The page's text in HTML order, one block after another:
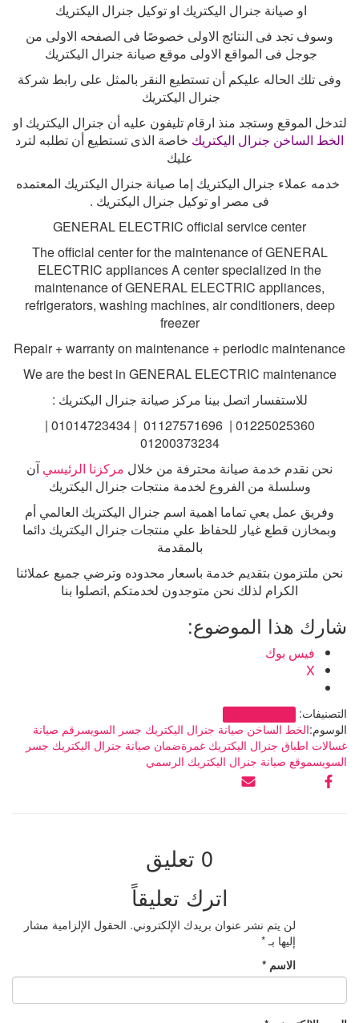
او صيانة جنرال اليكتريك او توكيل جنرال اليكتريك
وسوف تجد فى النتائج الاولى خصوصًا فى الصفحه الاولى من
جوجل فى المواقع الاولى موقع صيانة جنرال اليكتريك
وفى تلك الحاله عليكم أن تستطيع النقر بالمثل على رابط شركة
جنرال اليكتريك
لتدخل الموقع وستجد منذ ارقام تليفون عليه أن جنرال اليكتريك او
الخط الساخن جنرال اليكتريك خاصة الذى تستطيع أن تطلبه لترد
عليك
خدمه عملاء جنرال اليكتريك إما صيانة جنرال اليكتريك المعتمده
فى مصر او توكيل جنرال اليكتريك .
GENERAL ELECTRIC official service center
The official center for the maintenance of GENERAL
ELECTRIC appliances A center specialized in the
maintenance of GENERAL ELECTRIC appliances,
refrigerators, washing machines, air conditioners, deep
freezer
Repair + warranty on maintenance + periodic maintenance
We are the best in GENERAL ELECTRIC maintenance
للاستفسار اتصل بينا مركز صيانة جنرال اليكتريك :
01225025360 | 01127571696 | 01014723434 |
01200373234
نحن نقدم خدمة صيانة محترفة من خلال مركزنا الرئيسي آن
وسلسلة من الفروع لخدمة منتجات جنرال اليكتريك
وفريق عمل يعي تماما اهمية اسم جنرال اليكتريك العالمي أم
وبمخازن قطع غيار للحفاظ علي منتجات جنرال اليكتريك دائما
بالمقدمة
نحن ملتزمون بتقديم خدمة باسعار محدوده وترضي جميع عملائنا
الكرام لذلك نحن متوجدون لخدمتكم ,اتصلوا بنا
شارك هذا الموضوع:
فيس بوك
X
التصنيفات:
الوسوم:الخط الساخن صيانة جنرال اليكتريك جسر السويسرقم صيانة
غسالات اطباق جنرال اليكتريك غمرةضمان صيانة جنرال اليكتريك جسر
السويسموقع صيانة جنرال اليكتريك الرسمي
0 تعليق
اترك تعليقاً
لن يتم نشر عنوان بريدك الإلكتروني. الحقول الإلزامية مشار
إليها بـ*
الاسم *